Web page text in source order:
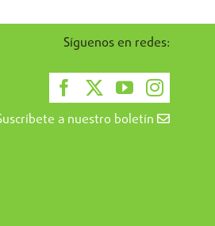
Síguenos en redes:
a nuestro boletín